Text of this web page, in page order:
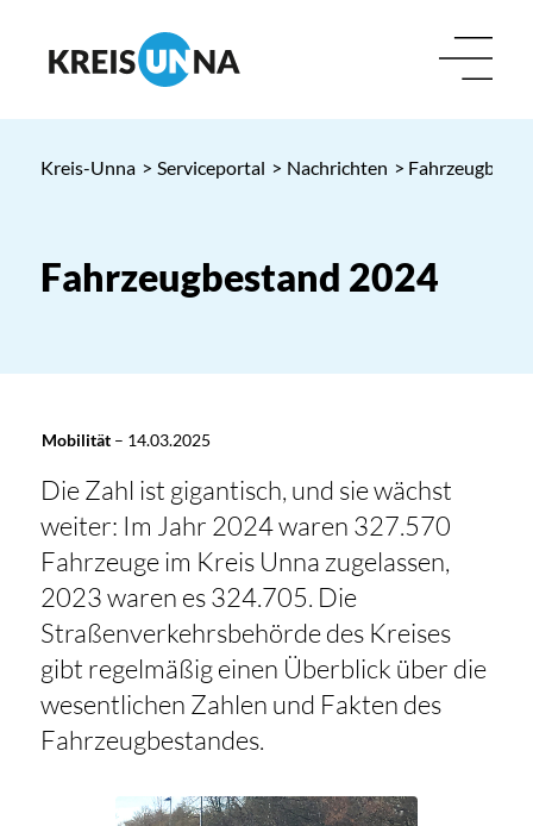
Kreis-Unna > Serviceportal > Nachrichten >
Fahrzeugbestand 2024
Mobilität– 14.03.2025
Die Zahl ist gigantisch, und sie wächst
weiter: Im Jahr 2024 waren 327.570
Fahrzeuge im Kreis Unna zugelassen,
2023 waren es 324.705. Die
Straßenverkehrsbehörde des Kreises
gibt regelmäßig einen Überblick über die
wesentlichen Zahlen und Fakten des
Fahrzeugbestandes.